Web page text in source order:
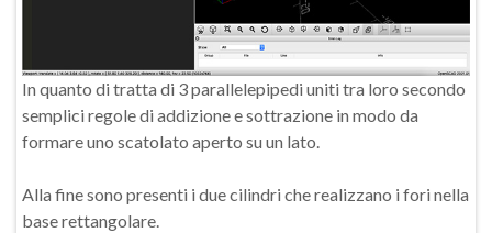
In quanto di tratta di 3 parallelepipedi uniti tra loro secondo
semplici regole di addizione e sottrazione in modo da
formare uno scatolato aperto su un lato.
Alla fine sono presenti i due cilindri che realizzano i fori nella
base rettangolare.